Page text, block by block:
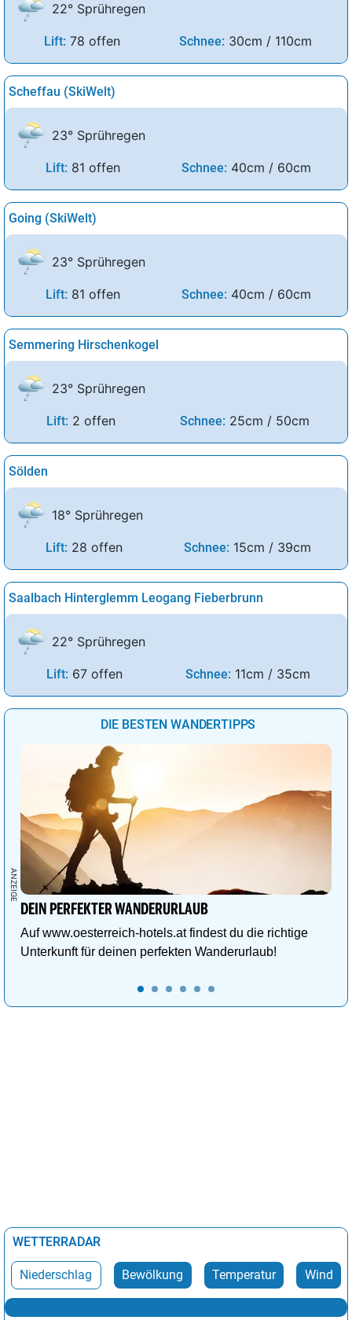
22° Sprühregen
Lift: 78 offen Schnee: 30cm / 110cm
Scheffau (SkiWelt)
23° Sprühregen
Lift: 81 offen Schnee: 40cm / 60cm
Going (SkiWelt)
23° Sprühregen
Lift: 81 offen Schnee: 40cm / 60cm
Semmering Hirschenkogel
23° Sprühregen
Lift: 2 offen Schnee: 25cm / 50cm
Sölden
18° Sprühregen
Lift: 28 offen Schnee: 15cm / 39cm
Saalbach Hinterglemm Leogang Fieberbrunn
22° Sprühregen
Lift: 67 offen Schnee: 11cm / 35cm
DIE BESTEN WANDERTIPPS
DEIN PERFEKTER WANDERURLAUB
Auf www.oesterreich-hotels.at findest du die richtige
Unterkunft für deinen perfekten Wanderurlaub!
WETTERRADAR
Niederschlag Bewölkung Temperatur Wind